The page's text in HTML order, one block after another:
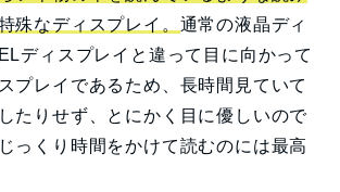
殊なディスプレイ。 通常の液晶ディ
ディスプレイと違って目に向かって
プレイであるため、長時間見ていて
たりせず、とにかく目に優しいので
っくり時間をかけて読むのには最高